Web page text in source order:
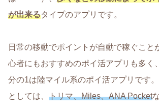
が出来るタイプのアプリです。
日常の移動でポイントが自動で稼ぐこと
心者にもおすすめのポイ活アプリも多く
分の1は陸マイル系のポイ活アプリです
としては、 トリマ、Miles、ANA Pocket